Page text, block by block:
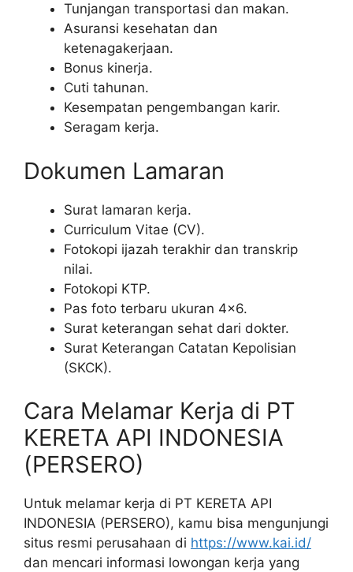
Tunjangan transportasi dan makan.
Asuransi kesehatan dan
ketenagakerjaan.
Bonus kinerja.
Cuti tahunan.
Kesempatan pengembangan karir.
Seragam kerja.
Dokumen Lamaran
Surat lamaran kerja.
Curriculum Vitae (CV).
Fotokopi ijazah terakhir dan transkrip
nilai.
Fotokopi KTP.
Pas foto terbaru ukuran 4×6.
Surat keterangan sehat dari dokter.
Surat Keterangan Catatan Kepolisian
(SKCK).
Cara Melamar Kerja di PT
KERETA API INDONESIA
(PERSERO)
Untuk melamar kerja di PT KERETA API
INDONESIA (PERSERO), kamu bisa mengunjungi
situs resmi perusahaan di https://www.kai.id/
dan mencari informasi lowongan kerja yang